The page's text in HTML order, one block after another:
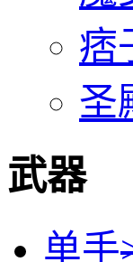
痞
圣
武器
单手